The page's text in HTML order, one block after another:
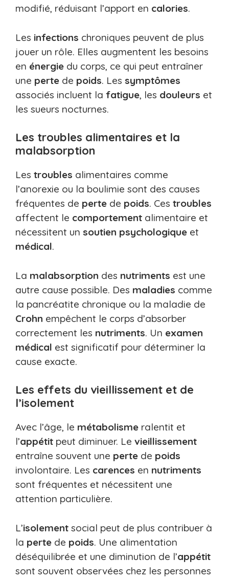
modifié, réduisant l’apport en calories.
Les infections chroniques peuvent de plus
jouer un rôle. Elles augmentent les besoins
en énergie du corps, ce qui peut entraîner
une perte de poids. Les symptômes
associés incluent la fatigue, les douleurs et
les sueurs nocturnes.
Les troubles alimentaires et la
malabsorption
Les troubles alimentaires comme
l’anorexie ou la boulimie sont des causes
fréquentes de perte de poids. Ces troubles
affectent le comportement alimentaire et
nécessitent un soutien psychologique et
médical.
La malabsorption des nutriments est une
autre cause possible. Des maladies comme
la pancréatite chronique ou la maladie de
Crohn empêchent le corps d’absorber
correctement les nutriments. Un examen
médical est significatif pour déterminer la
cause exacte.
Les effets du vieillissement et de
l’isolement
Avec l’âge, le métabolisme ralentit et
l’appétit peut diminuer. Le vieillissement
entraîne souvent une perte de poids
involontaire. Les carences en nutriments
sont fréquentes et nécessitent une
attention particulière.
L’isolement social peut de plus contribuer à
la perte de poids. Une alimentation
déséquilibrée et une diminution de l’appétit
sont souvent observées chez les personnes